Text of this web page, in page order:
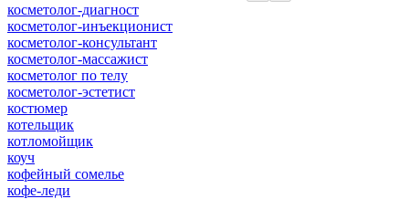
косметолог-диагност
косметолог-инъекционист
косметолог-консультант
косметолог-массажист
косметолог по телу
косметолог-эстетист
костюмер
котельщик
котломойщик
коуч
кофейный сомелье
кофе-леди